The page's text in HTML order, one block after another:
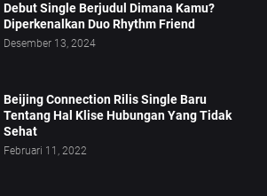
Debut Single Berjudul Dimana Kamu?
Diperkenalkan Duo Rhythm Friend
Desember 13, 2024
Beijing Connection Rilis Single Baru
Tentang Hal Klise Hubungan Yang Tidak
Sehat
Februari 11, 2022